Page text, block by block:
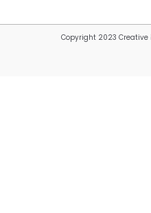
Copyright 2023 Creative